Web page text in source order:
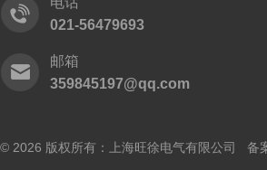
021-56479693
邮箱
359845197@qq.com
© 2026 版权所有：上海旺徐电气有限公司 备